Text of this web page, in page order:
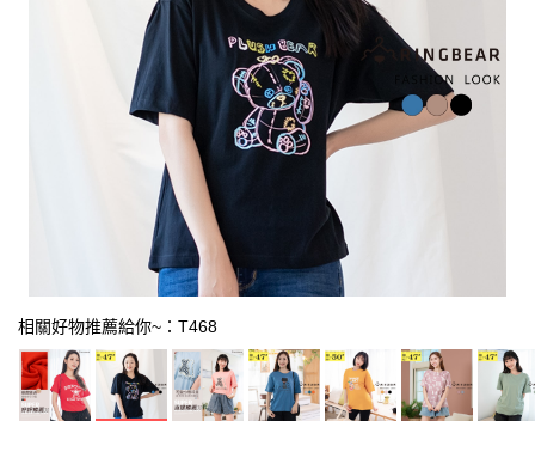
相關好物推薦給你~：T468